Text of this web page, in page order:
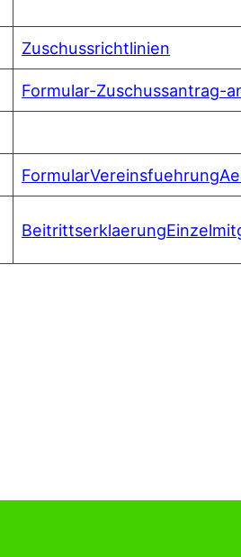
Zuschuss­richt­li­ni­en
For­mu­lar-Zuschuss­an­trag-